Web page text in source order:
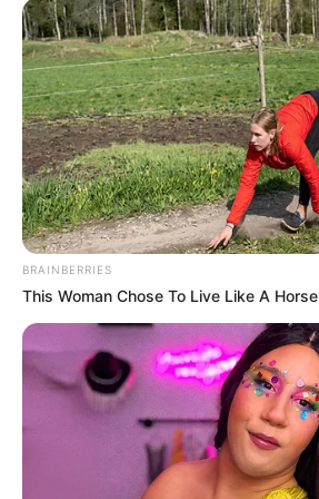
BRAINBERRIES
This Woman Chose To Live Like A Horse